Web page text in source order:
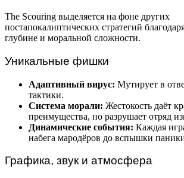
The Scouring выделяется на фоне других
постапокалиптических стратегий
глубине и моральной сложности.
Уникальные фишки
Адаптивный вирус: Мутирует в
тактики.
Система морали: Жестокость даёт
преимущества, но разрушает отряд
Динамические события: Каждая
набега мародёров до вспышки
Графика, звук и атмосфера